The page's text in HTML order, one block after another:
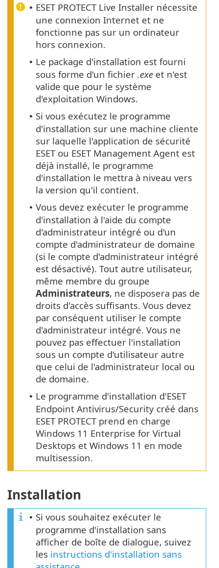
• ESET PROTECT Live Installer nécessite
une connexion Internet et ne
fonctionne pas sur un ordinateur
hors connexion.
• Le package d'installation est fourni
sous forme d'un fichier .exe et n'est
valide que pour le système
d'exploitation Windows.
• Si vous exécutez le programme
d'installation sur une machine cliente
sur laquelle l'application de sécurité
ESET ou ESET Management Agent est
déjà installé, le programme
d'installation le mettra à niveau vers
la version qu'il contient.
• Vous devez exécuter le programme
d'installation à l'aide du compte
d'administrateur intégré ou d'un
compte d'administrateur de domaine
(si le compte d'administrateur intégré
est désactivé). Tout autre utilisateur,
même membre du groupe
Administrateurs, ne disposera pas de
droits d'accès suffisants. Vous devez
par conséquent utiliser le compte
d'administrateur intégré. Vous ne
pouvez pas effectuer l'installation
sous un compte d'utilisateur autre
que celui de l'administrateur local ou
de domaine.
• Le programme d'installation d'ESET
Endpoint Antivirus/Security créé dans
ESET PROTECT prend en charge
Windows 11 Enterprise for Virtual
Desktops et Windows 11 en mode
multisession.
Installation
• Si vous souhaitez exécuter le
programme d'installation sans
afficher de boîte de dialogue, suivez
les instructions d'installation sans